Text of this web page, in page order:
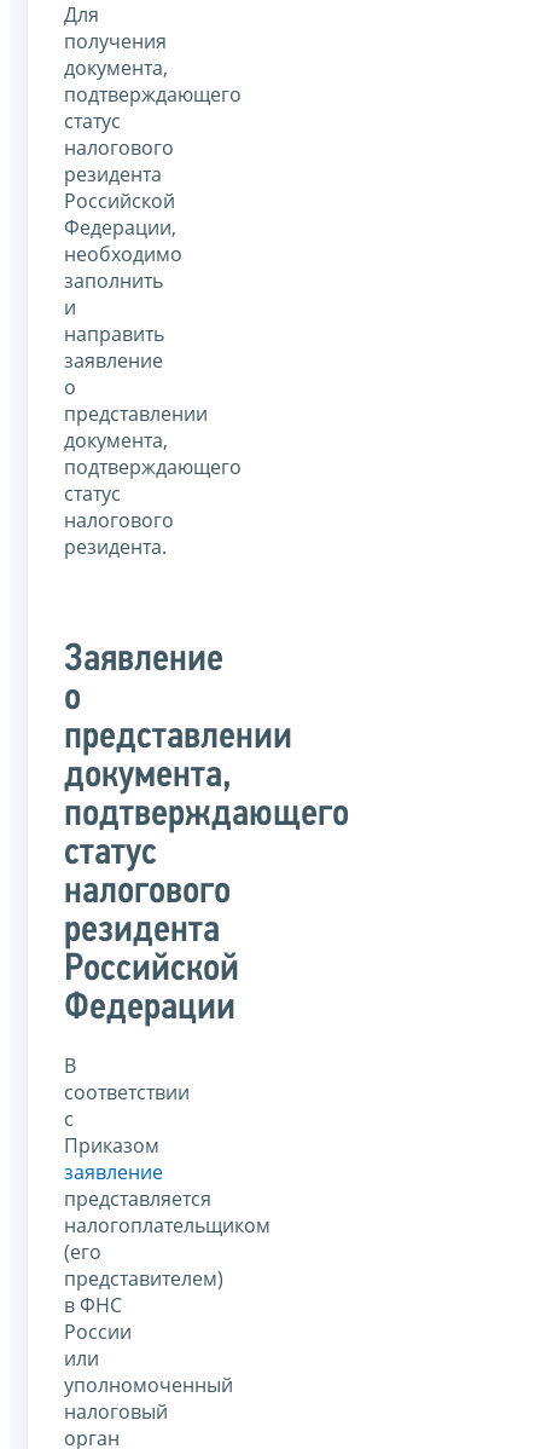
Для
получения
документа,
подтверждающего
статус
налогового
резидента
Российской
Федерации,
необходимо
заполнить
и
направить
заявление
о
представлении
документа,
подтверждающего
статус
налогового
резидента.
Заявление
о
представлении
документа,
подтверждающего
статус
налогового
резидента
Российской
Федерации
В
соответствии
с
Приказом
заявление
представляется
налогоплательщиком
(его
представителем)
в ФНС
России
или
уполномоченный
налоговый
орган